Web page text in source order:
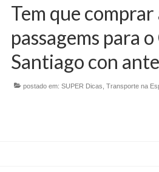
Tem que comprar
passagems para
Santiago con
postado em: SUPER Dicas Transporte na